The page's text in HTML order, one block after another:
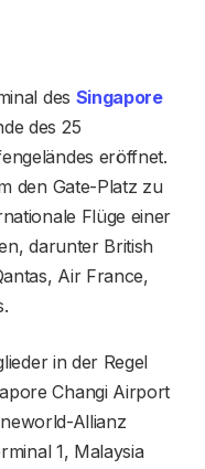
des Singapore
des 25
eröffnet.
den Gate-Platz zu
Flüge einer
darunter British
Air France,
in der Regel
Changi Airport
Allianz
1, Malaysia